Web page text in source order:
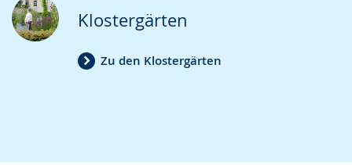
Klostergärten
Zu den Klostergärten